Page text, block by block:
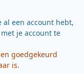
al een account hebt,
je account te
goedgekeurd
is.